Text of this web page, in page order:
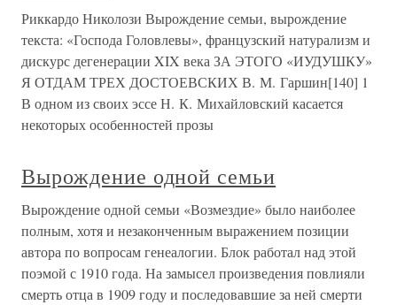
Риккардо Николози Вырождение семьи, вырождение
текста: «Господа Головлевы», французский натурализм и
дискурс дегенерации XIX века ЗА ЭТОГО «ИУДУШКУ»
Я ОТДАМ ТРЕХ ДОСТОЕВСКИХ В. М. Гаршин[140] 1
В одном из своих эссе Н. К. Михайловский касается
некоторых особенностей прозы
Вырождение одной семьи
Вырождение одной семьи «Возмездие» было наиболее
полным, хотя и незаконченным выражением позиции
автора по вопросам генеалогии. Блок работал над этой
поэмой с 1910 года. На замысел произведения повлияли
смерть отца в 1909 году и последовавшие за ней смерти